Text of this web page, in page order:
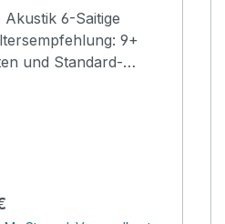
6-Saitige
und Standard-
Preis: